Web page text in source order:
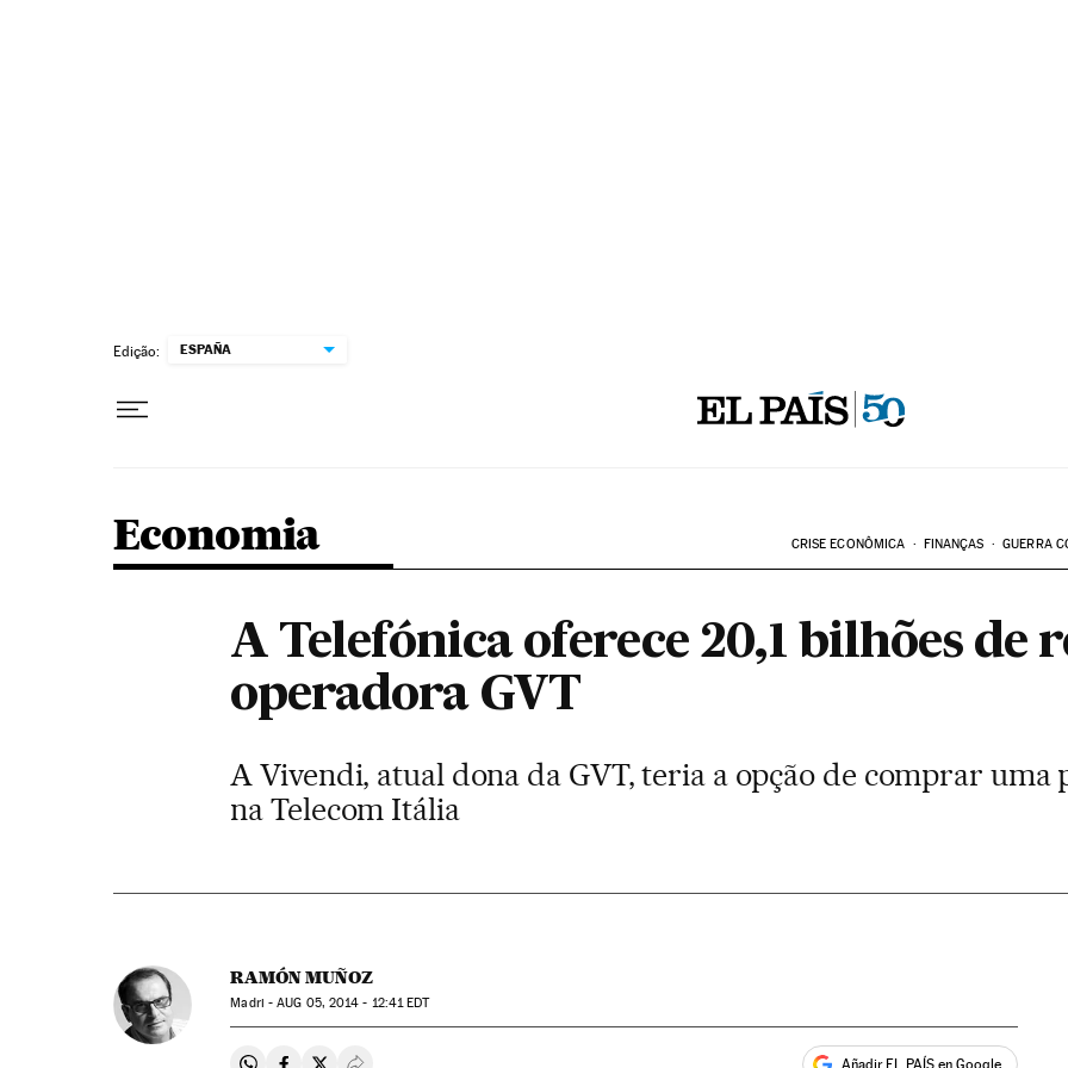
Edição: ESPAÑA
Economia CRISE ECONÔMICA FINANÇAS GUERRA
A Telefónica oferece 20,1 bilhões de
operadora GVT
A Vivendi, atual dona da GVT, teria a opção de comprar uma
na Telecom Itália
RAMÓN MUÑOZ
Madri -AUG 05, 2014 - 12:41EDT
Añadir EL PAÍS en Google